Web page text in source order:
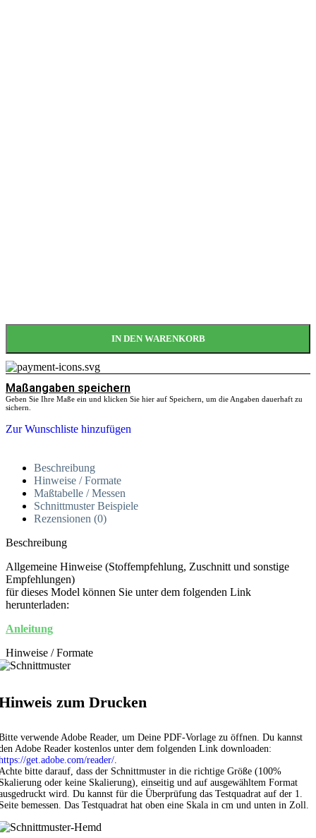
IN DEN WARENKORB
Maßangaben speichern
Geben Sie Ihre Maße ein und klicken Sie hier auf Speichern, um die Angaben dauerhaft zu
sichern.
Zur Wunschliste hinzufügen
Beschreibung
Hinweise / Formate
Maßtabelle / Messen
Schnittmuster Beispiele
Rezensionen (0)
Beschreibung
Allgemeine Hinweise (Stoffempfehlung, Zuschnitt und sonstige
Empfehlungen)
für dieses Model können Sie unter dem folgenden Link
herunterladen:
Anleitung
Hinweise / Formate
zum Drucken
verwende Adobe Reader, um Deine PDF-Vorlage zu öffnen. Du kannst
Adobe Reader kostenlos unter dem folgenden Link downloaden:
get.adobe.com/reader/
bitte darauf, dass der Schnittmuster in die richtige Größe (100%
oder keine Skalierung), einseitig und auf ausgewähltem Format
wird. Du kannst für die Überprüfung das Testquadrat auf der 1.
bemessen. Das Testquadrat hat oben eine Skala in cm und unten in Zoll.